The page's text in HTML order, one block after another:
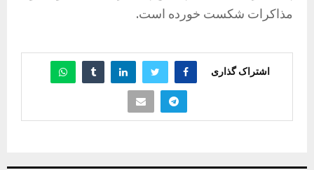
مذاکرات شکست خورده است.
اشتراک گذاری